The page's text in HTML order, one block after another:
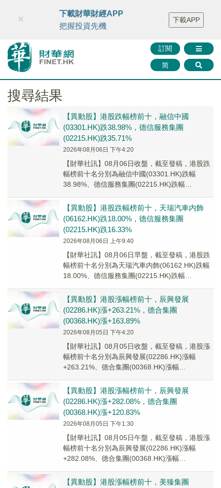
財華智庫網 FINTV FINMETA 財華證券 媒體矩陣
智庫沙龍
聯絡我們
訂閱
简
×
下載財華財經APP
把握投資先機
下載APP
搜尋結果
【異動股】港股跌幅榜前十，融信中國
(03301.HK)跌38.98%，德信服務集團
(02215.HK)跌35.71%
2026年08月06日 下午4:20
【財華社訊】08月06日收盤，截至發稿，港股跌
幅榜前十名分別為融信中國(03301.HK)跌幅
38.98%、德信服務集團(02215.HK)跌幅
【異動股】港股跌幅榜前十，天瑞汽車内飾
(06162.HK)跌18.00%，德信服務集團
(02215.HK)跌16.33%
2026年08月06日 上午9:40
【財華社訊】08月06日早盤，截至發稿，港股跌
幅榜前十名分別為天瑞汽車内飾(06162.HK)跌幅
18.00%、德信服務集團(02215.HK)跌幅
【異動股】港股漲幅榜前十，辰興發展
(02286.HK)漲+263.21%，德合集團
(00368.HK)漲+163.89%
2026年08月05日 下午4:20
【財華社訊】08月05日收盤，截至發稿，港股漲
幅榜前十名分別為辰興發展(02286.HK)漲幅
+263.21%、德合集團(00368.HK)漲幅
【異動股】港股漲幅榜前十，辰興發展
(02286.HK)漲+282.08%，德合集團
(00368.HK)漲+120.83%
2026年08月05日 下午1:30
【財華社訊】08月05日午盤，截至發稿，港股漲
幅榜前十名分別為辰興發展(02286.HK)漲幅
+282.08%、德合集團(00368.HK)漲幅
【異動股】港股漲幅榜前十，美臻集團